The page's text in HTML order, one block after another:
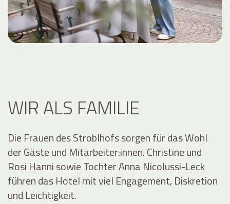
WIR ALS FAMILIE
Die Frauen des Stroblhofs sorgen für das Wohl
der Gäste und Mitarbeiter:innen. Christine und
Rosi Hanni sowie Tochter Anna Nicolussi-Leck
führen das Hotel mit viel Engagement, Diskretion
und Leichtigkeit.